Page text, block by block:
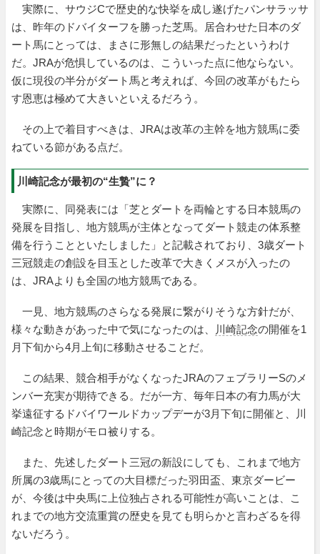
実際に、サウジCで歴史的な快挙を成し遂げたパンサラッサ
は、昨年のドバイターフを勝った芝馬。居合わせた日本のダ
ート馬にとっては、まさに形無しの結果だったというわけ
だ。JRAが危惧しているのは、こういった点に他ならない。
仮に現役の半分がダート馬と考えれば、今回の改革がもたら
す恩恵は極めて大きいといえるだろう。
その上で着目すべきは、JRAは改革の主幹を地方競馬に委
ねている節がある点だ。
川崎記念が最初の“生贄”に？
実際に、同発表には「芝とダートを両輪とする日本競馬の
発展を目指し、地方競馬が主体となってダート競走の体系整
備を行うことといたしました」と記載されており、3歳ダート
三冠競走の創設を目玉とした改革で大きくメスが入ったの
は、JRAよりも全国の地方競馬である。
一見、地方競馬のさらなる発展に繋がりそうな方針だが、
様々な動きがあった中で気になったのは、
川崎記念の開催を1
月下旬から4月上旬に移動させることだ。
この結果、競合相手がなくなったJRAのフェブラリーSのメ
ンバー充実が期待できる。だが一方、毎年日本の有力馬が大
挙遠征するドバイワールドカップデーが3月下旬に開催と、川
崎記念と時期がモロ被りする。
また、先述したダート三冠の新設にしても、これまで地方
所属の3歳馬にとっての大目標だった羽田盃、東京ダービー
が、今後は中央馬に上位独占される可能性が高いことは、こ
れまでの地方交流重賞の歴史を見ても明らかと言わざるを得
ないだろう。